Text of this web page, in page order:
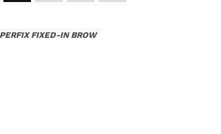
FIXED-IN BROW